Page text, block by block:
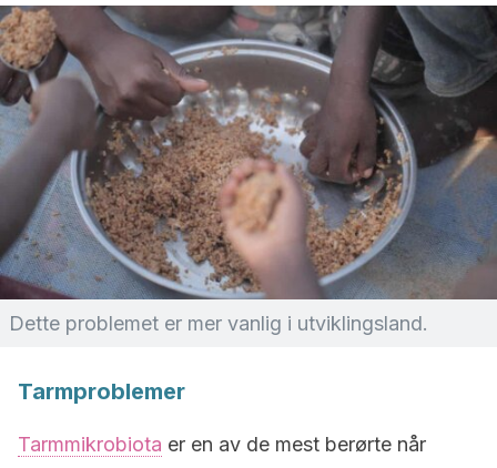
Dette problemet er mer vanlig i utviklingsland.
Tarmproblemer
Tarmmikrobiota er en av de mest berørte når